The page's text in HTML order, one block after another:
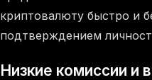
криптовалюту быстро и
подтверждением
Низкие комиссии и